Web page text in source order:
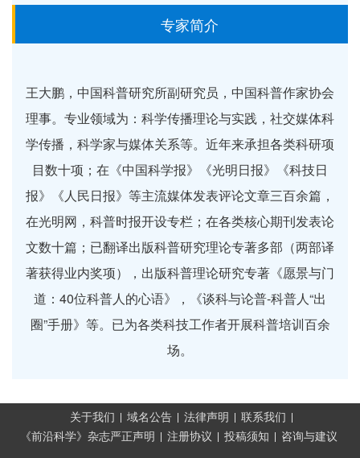
专家简介
王大鹏，中国科普研究所副研究员，中国科普作家协会
理事。专业领域为：科学传播理论与实践，社交媒体科
学传播，科学家与媒体关系等。近年来承担各类科研项
目数十项；在《中国科学报》《光明日报》《科技日
报》《人民日报》等主流媒体发表评论文章三百余篇，
在光明网，科普时报开设专栏；在各类核心期刊发表论
文数十篇；已翻译出版科普研究理论专著多部（两部译
著获得业内奖项），出版科普理论研究专著《愿景与门
道：40位科普人的心语》，《谈科与论普-科普人“出
圈”手册》等。已为各类科技工作者开展科普培训百余
场。
关于我们 域名公告 法律声明
联系我们
《前沿科学》杂志严正声明
注册协议 投稿须知 咨询与建议